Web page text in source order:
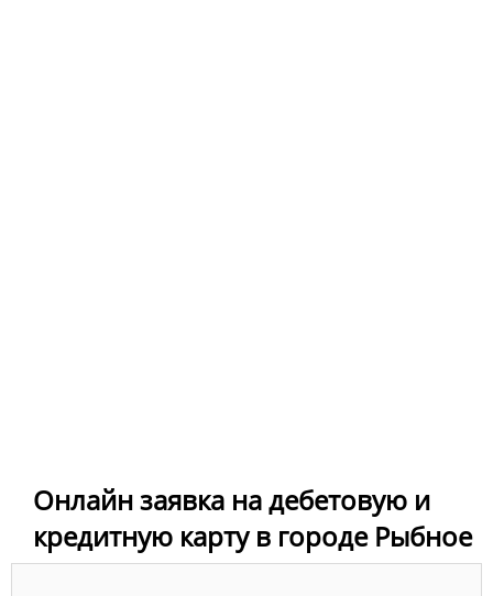
Онлайн заявка на дебетовую и
кредитную карту в городе Рыбное